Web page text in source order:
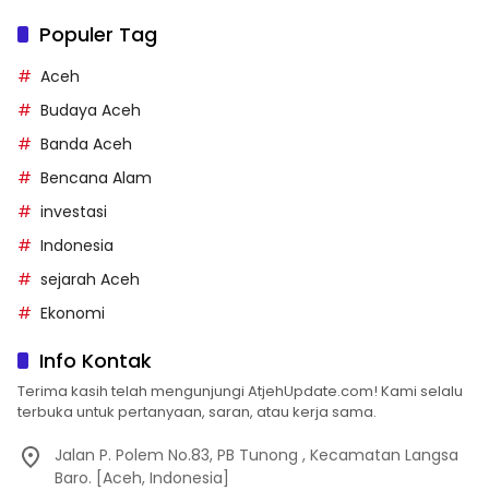
Populer Tag
Aceh
Budaya Aceh
Banda Aceh
Bencana Alam
investasi
Indonesia
sejarah Aceh
Ekonomi
Info Kontak
Terima kasih telah mengunjungi AtjehUpdate.com! Kami selalu
terbuka untuk pertanyaan, saran, atau kerja sama.
Jalan P. Polem No.83, PB Tunong , Kecamatan Langsa
Baro. [Aceh, Indonesia]